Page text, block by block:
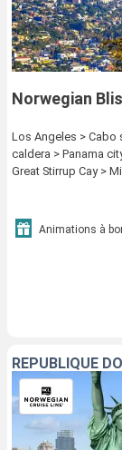
Norwegian
Los Angeles > Cabo
caldera > Panama
Great Stirrup Cay >
Animations à